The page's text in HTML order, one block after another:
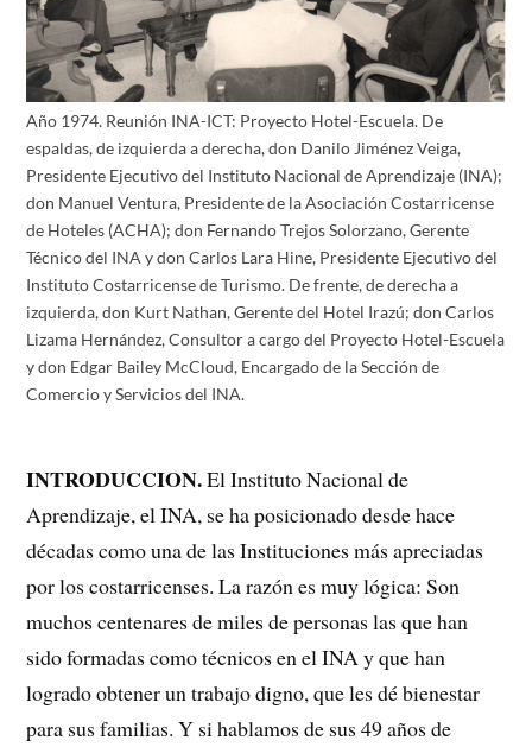
Año 1974. Reunión INA-ICT: Proyecto Hotel-Escuela. De
espaldas, de izquierda a derecha, don Danilo Jiménez Veiga,
Presidente Ejecutivo del Instituto Nacional de Aprendizaje (INA);
don Manuel Ventura, Presidente de la Asociación Costarricense
de Hoteles (ACHA); don Fernando Trejos Solorzano, Gerente
Técnico del INA y don Carlos Lara Hine, Presidente Ejecutivo del
Instituto Costarricense de Turismo. De frente, de derecha a
izquierda, don Kurt Nathan, Gerente del Hotel Irazú; don Carlos
Lizama Hernández, Consultor a cargo del Proyecto Hotel-Escuela
y don Edgar Bailey McCloud, Encargado de la Sección de
Comercio y Servicios del INA.
INTRODUCCION.El Instituto Nacional de
Aprendizaje, el INA, se ha posicionado desde hace
décadas como una de las Instituciones más apreciadas
por los costarricenses. La razón es muy lógica: Son
muchos centenares de miles de personas las que han
sido formadas como técnicos en el INA y que han
logrado obtener un trabajo digno, que les dé bienestar
para sus familias. Y si hablamos de sus 49 años de